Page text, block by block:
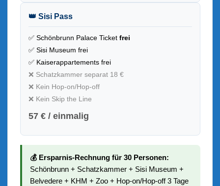
👑 Sisi Pass
✅ Schönbrunn Palace Ticket frei
✅ Sisi Museum frei
✅ Kaiserappartements frei
❌ Schatzkammer separat 18 €
❌ Kein Hop-on/Hop-off
❌ Kein Skip the Line
57 € / einmalig
💰 Ersparnis-Rechnung für 30 Personen:
Schönbrunn + Schatzkammer + Sisi Museum +
Belvedere + KHM + Zoo + Hop-on/Hop-off 3 Tage